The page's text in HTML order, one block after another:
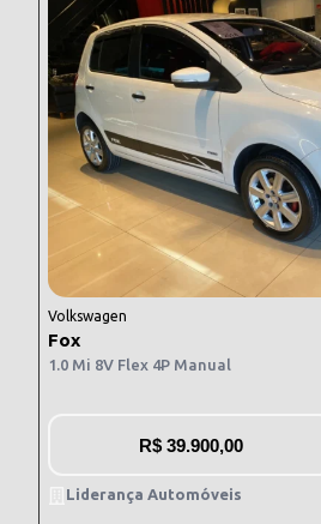
Volkswagen
Fox
1.0 Mi 8V Flex 4P Manual
R$ 39.900,00
Liderança Automóveis